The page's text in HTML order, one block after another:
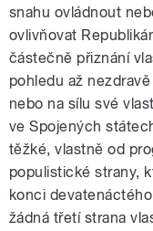
snahu ovládnout
ovlivňovat
částečně přiznání
pohledu až
nebo na sílu své
veSpojených
těžké, vlastně od
populistické strany,
konci
žádná třetí strana